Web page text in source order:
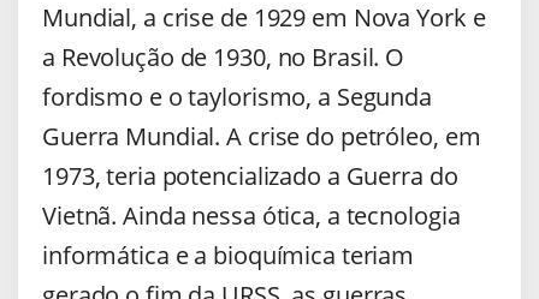
Mundial, a crise de 1929 em Nova York e
a Revolução de 1930, no Brasil. O
fordismo e o taylorismo, a Segunda
Guerra Mundial. A crise do petróleo, em
1973, teria potencializado a Guerra do
Vietnã. Ainda nessa ótica, a tecnologia
informática e a bioquímica teriam